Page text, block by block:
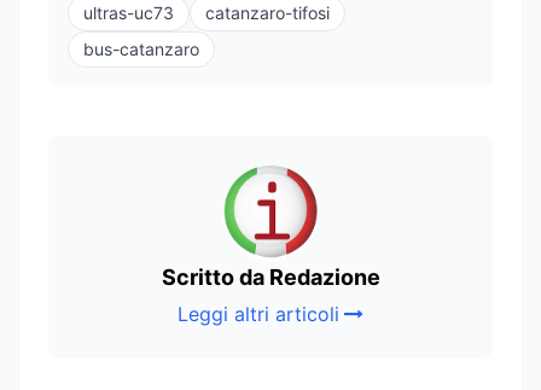
ultras-uc73
catanzaro-tifosi
bus-catanzaro
Scritto da Redazione
Leggi altri articoli